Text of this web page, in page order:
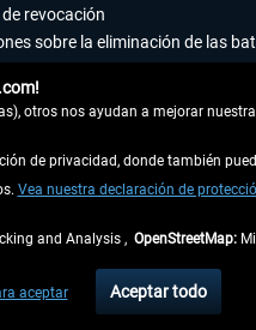
revocación
sobre la eliminación de las
tasas de recepción si no se
países se pueden consultar en la
otros nos ayudan a mejorar
de privacidad, donde también
Vea nuestra declaración de
and Analysis , OpenStreetMap:
aceptar Aceptar todo